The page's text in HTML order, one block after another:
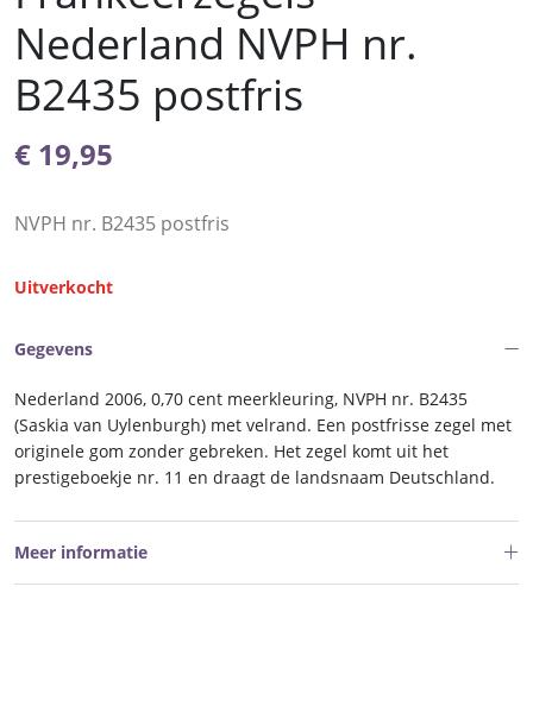
Nederland NVPH nr.
B2435 postfris
€ 19,95
NVPH nr. B2435 postfris
Uitverkocht
Gegevens
Nederland 2006, 0,70 cent meerkleuring, NVPH nr. B2435
(Saskia van Uylenburgh) met velrand. Een postfrisse zegel met
originele gom zonder gebreken. Het zegel komt uit het
prestigeboekje nr. 11 en draagt de landsnaam Deutschland.
Meer informatie